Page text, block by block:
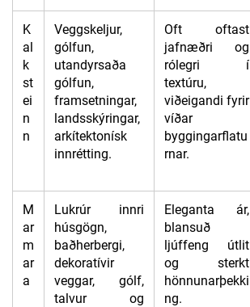
K
al
k
st
ei
n
n
Veggskeljur,
gólfun,
utandyrsaða
gólfun,
framsetningar,
landsskýringar,
arkítektonísk
innrétting.
Oft oftast
jafnæðri og
rólegri í
textúru,
viðeigandi fyrir
víðar
byggingarflatu
rnar.
M
ar
m
ar
a
Lukrúr innri
húsgögn,
baðherbergi,
dekoratívir
veggar, gólf,
talvur og
Eleganta ár,
blansuð
ljúffeng útlit
og sterkt
hönnunarþekki
ng.